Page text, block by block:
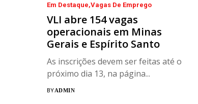
Em Destaque Vagas De Emprego
VLI abre 154 vagas
operacionais em Minas
Gerais e Espírito Santo
As inscrições devem ser feitas até o
próximo dia 13, na página...
BYADMIN